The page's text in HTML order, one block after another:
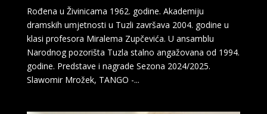
Rođena u Živinicama 1962. godine. Akademiju
dramskih umjetnosti u Tuzli završava 2004. godine u
klasi profesora Miralema Zupčevića. U ansamblu
Narodnog pozorišta Tuzla stalno angažovana od 1994.
godine. Predstave i nagrade Sezona 2024/2025.
Slawomir Mrožek, TANGO -...